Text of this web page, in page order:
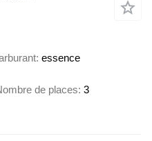
essence
de places 3